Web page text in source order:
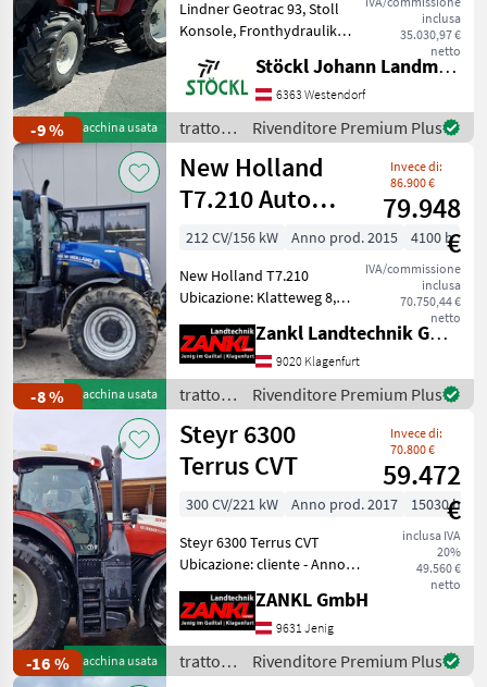
-9 % Macchina usata
inclusa
35.030,97 €
netto
Lindner Geotrac 93, Stoll
Konsole, Fronthydraulik
hydraulische
Frontgeräteentlastung,
hydraulisches Bremsventil,
Kundendienst durchgeführt
Kupplu
Stöckl Johann Landmaschinen GesmbH & Co KG
6363 Westendorf
trattori
/
Lindner
Rivenditore Premium Plus
-8 % Macchina usata
New Holland
T7.210 Auto
Command
Invece di:
86.900 €
79.948
€
IVA/commissione
inclusa
70.750,44 €
netto
212 CV/156 kW Anno prod. 2015
4100 h
New Holland T7.210
Ubicazione: Klatteweg 8,
costruzione 2015 - circa
4.100 ore di funzionamento
- 212 PS - Motore a sei
cilindri - Cabin
Zankl Landtechnik GmbH
9020 Klagenfurt
trattori
/ New
Holland
Rivenditore Premium Plus
-16 % Macchina usata
Steyr 6300
Terrus CVT
Invece di:
70.800 €
59.472
€
inclusa IVA
20%
49.560 €
netto
300 CV/221 kW Anno prod. 2017
15030 h
Steyr 6300 Terrus CVT
Ubicazione: cliente - Anno
15.030 ore di
funzionamento - ancora in
evoluzione! - 300 CV+ spinta
- Cabina c
ZANKL GmbH
9631 Jenig
trattori
/ Steyr
Rivenditore Premium Plus